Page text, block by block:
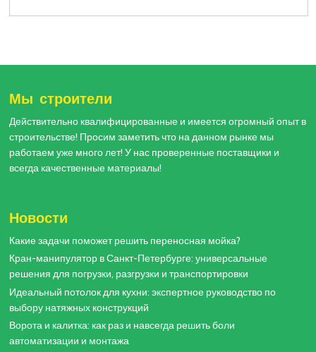
Мы строители
Действительно квалифицированные и имеется огромный опыт в
строительстве! Просим заметить что на данном рынке мы
работаем уже много лет! У нас проверенные поставщики и
всегда качественные материалы!
Новости
Какие задачи поможет решить переносная мойка?
Кран-манипулятор в Санкт-Петербурге: универсальные
решения для погрузки, разгрузки и транспортировки
Идеальный потолок для кухни: экспертное руководство по
выбору натяжных конструкций
Ворота и калитка: как раз и навсегда решить боли
автоматизации и монтажа